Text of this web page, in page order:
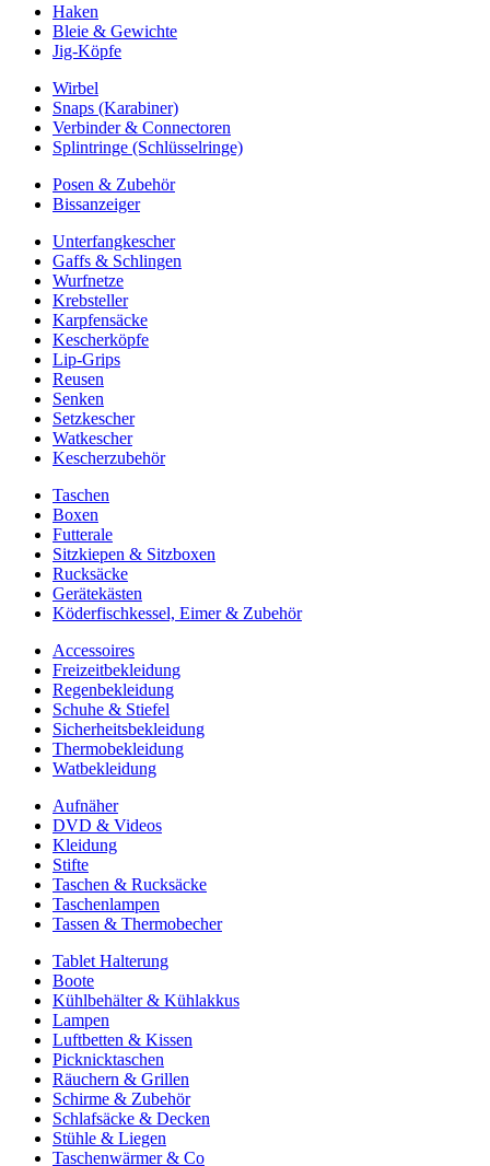
Haken
Bleie & Gewichte
Jig-Köpfe
Wirbel
Snaps (Karabiner)
Verbinder & Connectoren
Splintringe (Schlüsselringe)
Posen & Zubehör
Bissanzeiger
Unterfangkescher
Gaffs & Schlingen
Wurfnetze
Krebsteller
Karpfensäcke
Kescherköpfe
Lip-Grips
Reusen
Senken
Setzkescher
Watkescher
Kescherzubehör
Taschen
Boxen
Futterale
Sitzkiepen & Sitzboxen
Rucksäcke
Gerätekästen
Köderfischkessel, Eimer & Zubehör
Accessoires
Freizeitbekleidung
Regenbekleidung
Schuhe & Stiefel
Sicherheitsbekleidung
Thermobekleidung
Watbekleidung
Aufnäher
DVD & Videos
Kleidung
Stifte
Taschen & Rucksäcke
Taschenlampen
Tassen & Thermobecher
Tablet Halterung
Boote
Kühlbehälter & Kühlakkus
Lampen
Luftbetten & Kissen
Picknicktaschen
Räuchern & Grillen
Schirme & Zubehör
Schlafsäcke & Decken
Stühle & Liegen
Taschenwärmer & Co